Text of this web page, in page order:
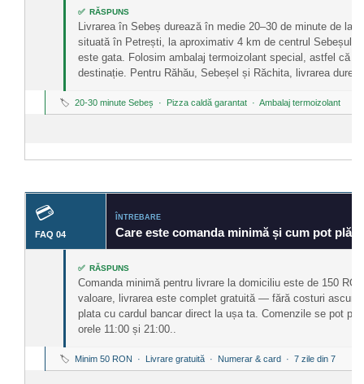
✅ RĂSPUNS
Livrarea în Sebeș durează în medie 20–30 de minute de la
situată în Petrești, la aproximativ 4 km de centrul
este gata. Folosim ambalaj termoizolant special, astfel că
destinație. Pentru Răhău, Sebeșel și Răchita, livrarea
🏷️ 20-30 minute Sebeș · Pizza caldă garantat · Ambalaj termoizolant
💳
FAQ 04
ÎNTREBARE
Care este comanda minimă și cum pot plăti
✅ RĂSPUNS
Comanda minimă pentru livrare la domiciliu este de 150
valoare, livrarea este complet gratuită — fără costuri
plata cu cardul bancar direct la ușa ta. Comenzile se pot
orele 11:00 și 21:00..
🏷️ Minim 50 RON · Livrare gratuită · Numerar & card · 7 zile din 7